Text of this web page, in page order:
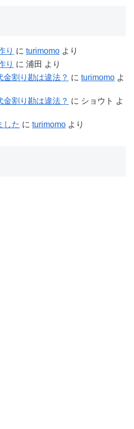
り に turimomo より
り に 浦田 より
割り勘は違法？ に turimomo よ
割り勘は違法？ に ショウト よ
した に turimomo より